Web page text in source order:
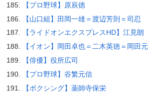
【プロ野球】原辰徳
【山口組】田岡一雄＝渡辺芳則＝司忍
【ライドオンエクスプレスHD】江見朗
【イオン】岡田卓也＝二木英徳＝岡田
【俳優】役所広司
【プロ野球】谷繁元信
【ボクシング】薬師寺保栄